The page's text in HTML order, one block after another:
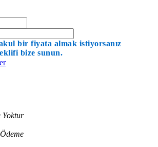
bir fiyata almak istiyorsanız
bize sunun.
Yoktur